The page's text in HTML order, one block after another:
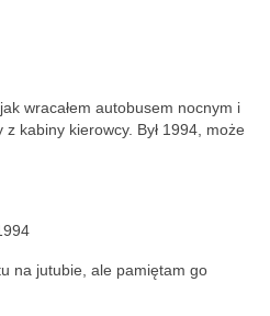
wracałem autobusem nocnym i
z kabiny kierowcy. Był 1994, może
na jutubie, ale pamiętam go